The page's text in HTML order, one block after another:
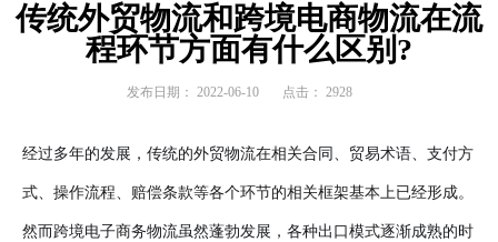
传统外贸物流和跨境电商物流在流
程环节方面有什么区别?
发布日期： 2022-06-10 点击： 2928
经过多年的发展，传统的外贸物流在相关合同、贸易术语、支付方
式、操作流程、赔偿条款等各个环节的相关框架基本上已经形成。
然而跨境电子商务物流虽然蓬勃发展，各种出口模式逐渐成熟的时